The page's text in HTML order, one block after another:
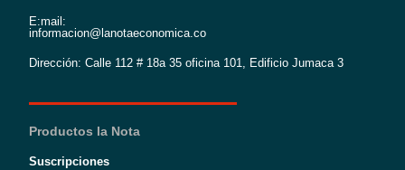
E:mail:
informacion@lanotaeconomica.co
Dirección: Calle 112 # 18a 35 oficina 101, Edificio Jumaca 3
Productos la Nota
Suscripciones